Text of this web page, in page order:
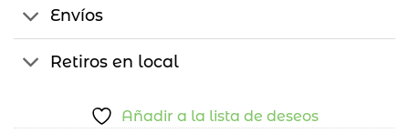
Envíos
Retiros en local
Añadir a la lista de deseos